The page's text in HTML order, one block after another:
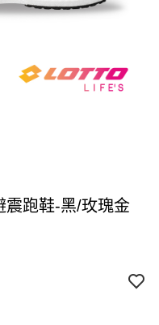
震跑鞋-黑/玫瑰金